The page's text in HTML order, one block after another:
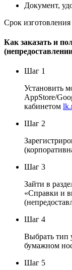
Документ,
Срок изготовления
Как заказать и
Шаг 1
Установить
AppStore/
кабинетом
Шаг 2
Шаг 3
Зайти в
«Справки и
Шаг 4
Выбрать тип
бумажном
Шаг 5